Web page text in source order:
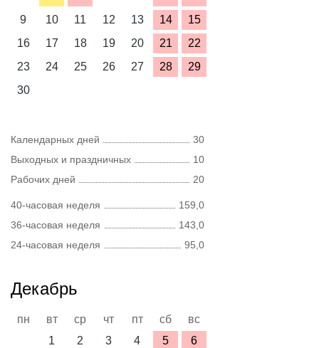
9
10 11 12 13 14
15
16
17 18 19 20 21
22
23
24 25 26 27 28
29
30
Календарных дней
30
Выходных и праздничных
10
Рабочих дней
20
40-часовая неделя
159,0
36-часовая неделя
143,0
24-часовая неделя
95,0
Декабрь
пн вт ср чт пт сб
вс
1
2 3 4 5
6